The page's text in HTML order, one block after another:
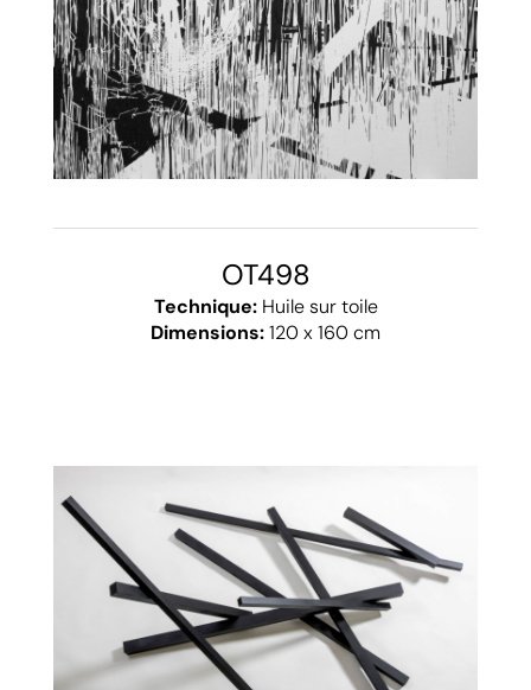
OT498
Technique:Huile sur toile
Dimensions:120 x 160 cm